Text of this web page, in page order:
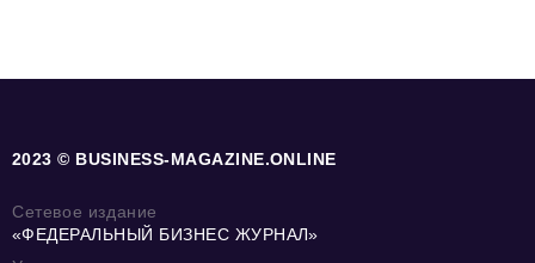
2023 © BUSINESS-MAGAZINE.ONLINE
Сетевое издание
«ФЕДЕРАЛЬНЫЙ БИЗНЕС ЖУРНАЛ»